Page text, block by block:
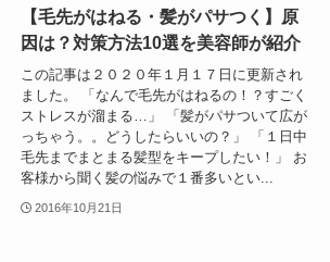
【毛先がはねる・髪がパサつく】原
因は？対策方法10選を美容師が紹介
この記事は２０２０年１月１７日に更新され
ました。 「なんで毛先がはねるの！？すごく
ストレスが溜まる…」 「髪がパサついて広が
っちゃう。。どうしたらいいの？」 「１日中
毛先までまとまる髪型をキープしたい！」 お
客様から聞く髪の悩みで１番多いとい...
2016年10月21日